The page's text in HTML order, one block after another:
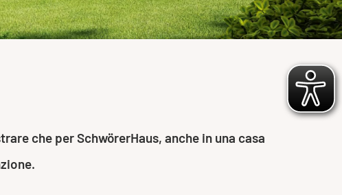
che per SchwörerHaus, anche in una casa